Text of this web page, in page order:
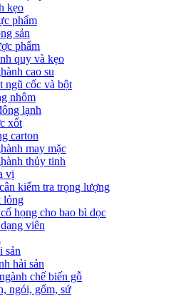
kẹo
phẩm
sản
phẩm
quy và kẹo
cao su
ngũ cốc và bột
nhôm
lạnh
xốt
carton
may mặc
thủy tinh
vị
kiểm tra trọng lượng
lỏng
họng cho bao bì dọc
viên
sản
hải sản
chế biến gỗ
ngói, gốm, sứ